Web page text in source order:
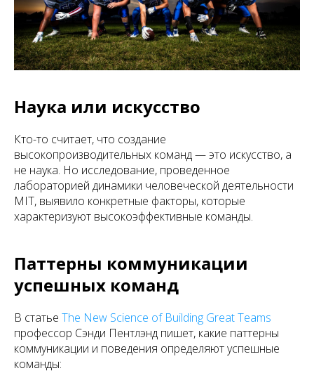
Наука или искусство
Кто-то считает, что создание
высокопроизводительных команд — это искусство, а
не наука. Но исследование, проведенное
лабораторией динамики человеческой деятельности
MIT, выявило конкретные факторы, которые
характеризуют высокоэффективные команды.
Паттерны коммуникации
успешных команд
В статье The New Science of Building Great Teams
профессор Сэнди Пентлэнд пишет, какие паттерны
коммуникации и поведения определяют успешные
команды: